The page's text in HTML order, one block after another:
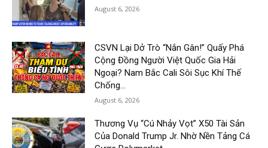
August 6, 2026
CSVN Lại Dở Trò “Nắn Gân!” Quấy Phá
Cộng Đồng Người Việt Quốc Gia Hải
Ngoại? Nam Bắc Cali Sôi Sục Khí Thế
Chống...
August 6, 2026
Thương Vụ “Cú Nhảy Vọt” X50 Tài Sản
Của Donald Trump Jr. Nhờ Nền Tảng Cá